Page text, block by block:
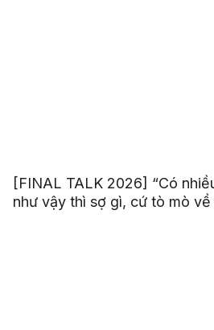
[FINAL TALK 2026] “Có
như vậy thì sợ gì, cứ tò mò